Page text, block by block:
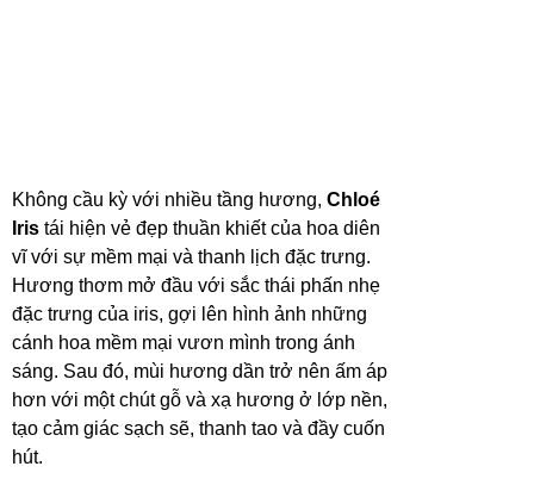
Không cầu kỳ với nhiều tầng hương, Chloé
Iris tái hiện vẻ đẹp thuần khiết của hoa diên
vĩ với sự mềm mại và thanh lịch đặc trưng.
Hương thơm mở đầu với sắc thái phấn nhẹ
đặc trưng của iris, gợi lên hình ảnh những
cánh hoa mềm mại vươn mình trong ánh
sáng. Sau đó, mùi hương dần trở nên ấm áp
hơn với một chút gỗ và xạ hương ở lớp nền,
tạo cảm giác sạch sẽ, thanh tao và đầy cuốn
hút.